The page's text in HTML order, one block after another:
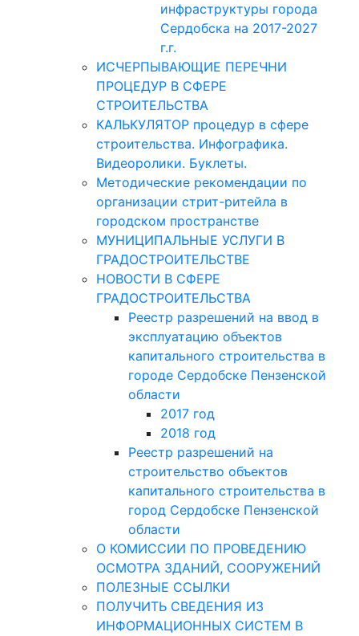
инфраструктуры города
Сердобска на 2017-2027
г.г.
ИСЧЕРПЫВАЮЩИЕ ПЕРЕЧНИ
ПРОЦЕДУР В СФЕРЕ
СТРОИТЕЛЬСТВА
КАЛЬКУЛЯТОР процедур в сфере
строительства. Инфографика.
Видеоролики. Буклеты.
Методические рекомендации по
организации стрит-ритейла в
городском пространстве
МУНИЦИПАЛЬНЫЕ УСЛУГИ В
ГРАДОСТРОИТЕЛЬСТВЕ
НОВОСТИ В СФЕРЕ
ГРАДОСТРОИТЕЛЬСТВА
Реестр разрешений на ввод в
эксплуатацию объектов
капитального строительства в
городе Сердобске Пензенской
области
2017 год
2018 год
Реестр разрешений на
строительство объектов
капитального строительства в
город Сердобске Пензенской
области
О КОМИССИИ ПО ПРОВЕДЕНИЮ
ОСМОТРА ЗДАНИЙ, СООРУЖЕНИЙ
ПОЛЕЗНЫЕ ССЫЛКИ
ПОЛУЧИТЬ СВЕДЕНИЯ ИЗ
ИНФОРМАЦИОННЫХ СИСТЕМ В